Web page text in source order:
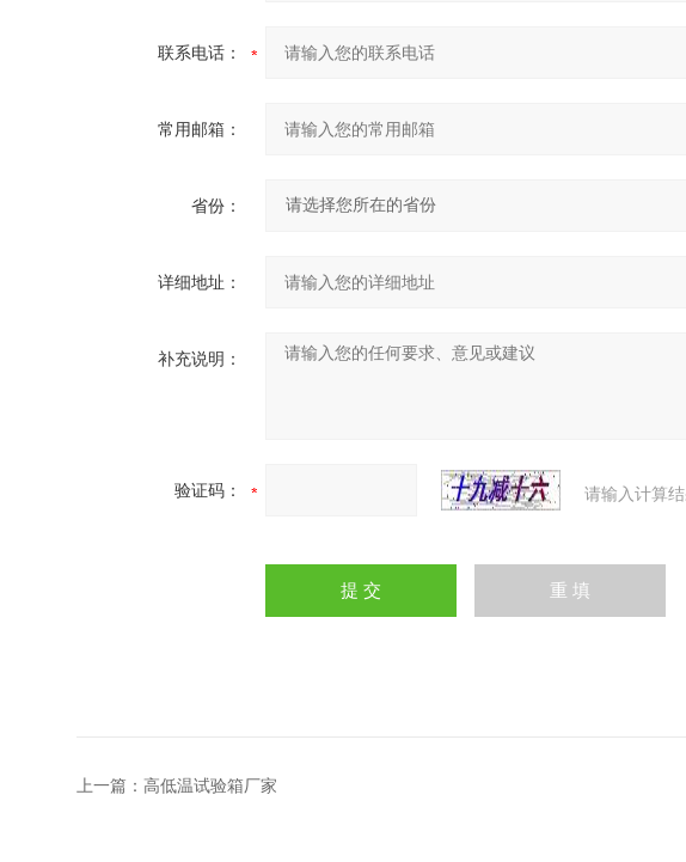
联系电话：
常用邮箱：
省份：
详细地址：
补充说明：
验证码： 请输入计算
上一篇： 高低温试验箱厂家